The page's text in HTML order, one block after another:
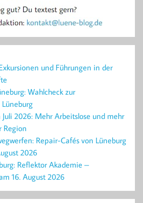
und Führungen in der
Wahlcheck zur
2026: Mehr Arbeitslose und mehr
Region
Repair-Cafés von Lüneburg
2026
Reflektor Akademie –
16. August 2026